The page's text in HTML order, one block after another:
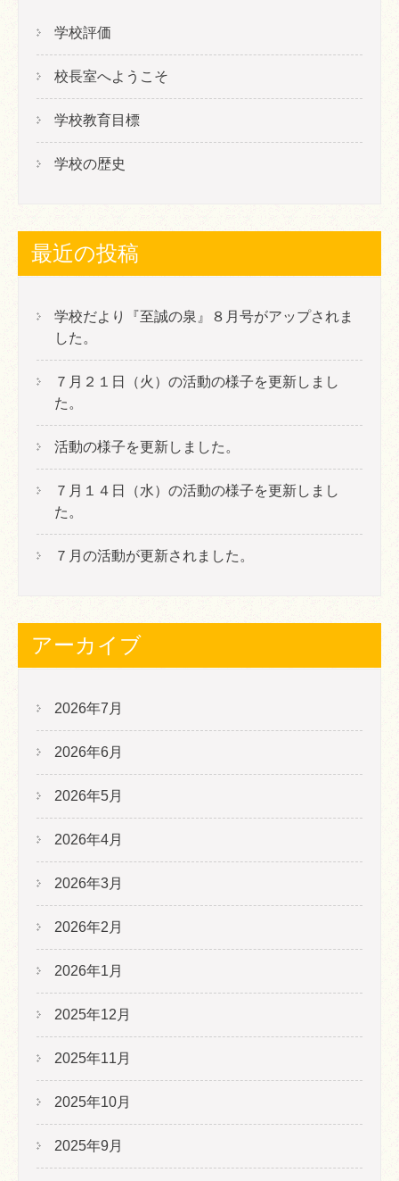
ー
シ
ョ
ン
学校評価
校長室へようこそ
学校教育目標
学校の歴史
最近の投稿
学校だより『至誠の泉』８月号がアップされま
した。
７月２１日（火）の活動の様子を更新しまし
た。
活動の様子を更新しました。
７月１４日（水）の活動の様子を更新しまし
た。
７月の活動が更新されました。
アーカイブ
2026年7月
2026年6月
2026年5月
2026年4月
2026年3月
2026年2月
2026年1月
2025年12月
2025年11月
2025年10月
2025年9月